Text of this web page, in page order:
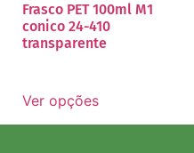
Frasco PET 100ml M1
conico 24-410
transparente
Ver opções